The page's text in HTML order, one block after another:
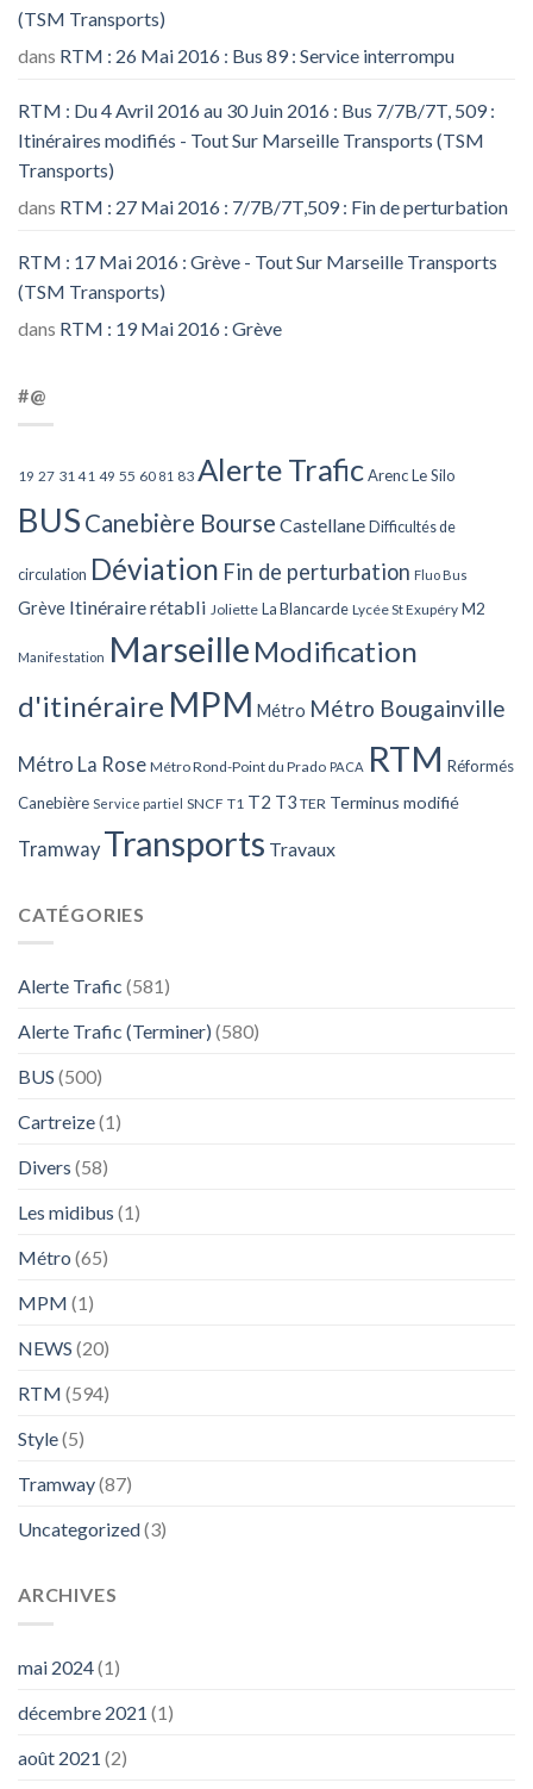
(TSM Transports)
dans RTM : 26 Mai 2016 : Bus 89 : Service interrompu
RTM : Du 4 Avril 2016 au 30 Juin 2016 : Bus 7/7B/7T, 509 :
Itinéraires modifiés - Tout Sur Marseille Transports (TSM
Transports)
dans RTM : 27 Mai 2016 : 7/7B/7T,509 : Fin de perturbation
RTM : 17 Mai 2016 : Grève - Tout Sur Marseille Transports
(TSM Transports)
dans RTM : 19 Mai 2016 : Grève
#@
19 27 31 41 49 55 60 81 83 Alerte TraficArenc Le Silo
BUS Canebière Bourse Castellane Difficultés de
circulation Déviation Fin de perturbation Fluo Bus
Grève Itinéraire rétabli Joliette La Blancarde Lycée St Exupéry M2
Manifestation Marseille Modification
d'itinéraire MPM Métro Métro Bougainville
Métro La Rose Métro Rond-Point du Prado PACA RTM Réformés
Canebière Service partiel SNCF T1 T2 T3 TER Terminus modifié
Tramway Transports Travaux
CATÉGORIES
Alerte Trafic (581)
Alerte Trafic (Terminer) (580)
BUS (500)
Cartreize(1)
Divers (58)
Les midibus (1)
Métro (65)
MPM (1)
NEWS (20)
RTM (594)
Style(5)
Tramway(87)
Uncategorized(3)
ARCHIVES
mai 2024(1)
décembre 2021 (1)
août 2021 (2)